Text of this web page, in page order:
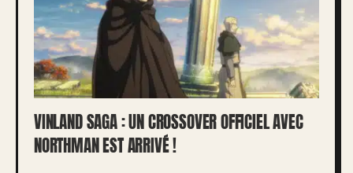
VINLAND SAGA : UN CROSSOVER OFFICIEL AVEC
NORTHMAN EST ARRIVÉ !